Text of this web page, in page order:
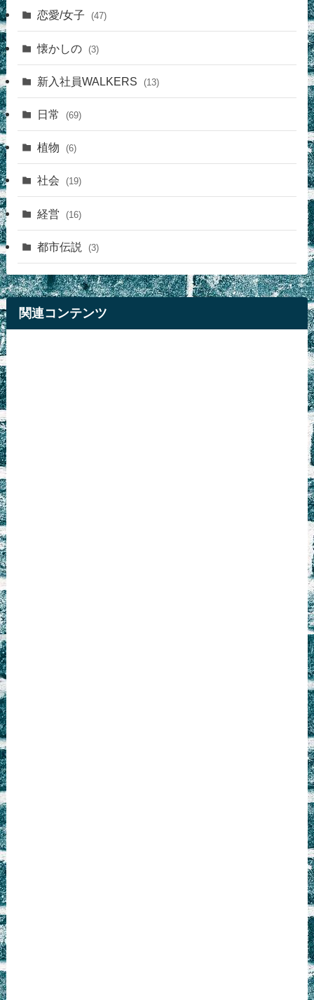
恋愛/女子 (47)
懐かしの (3)
新入社員WALKERS (13)
日常 (69)
植物 (6)
社会 (19)
経営 (16)
都市伝説 (3)
関連コンテンツ